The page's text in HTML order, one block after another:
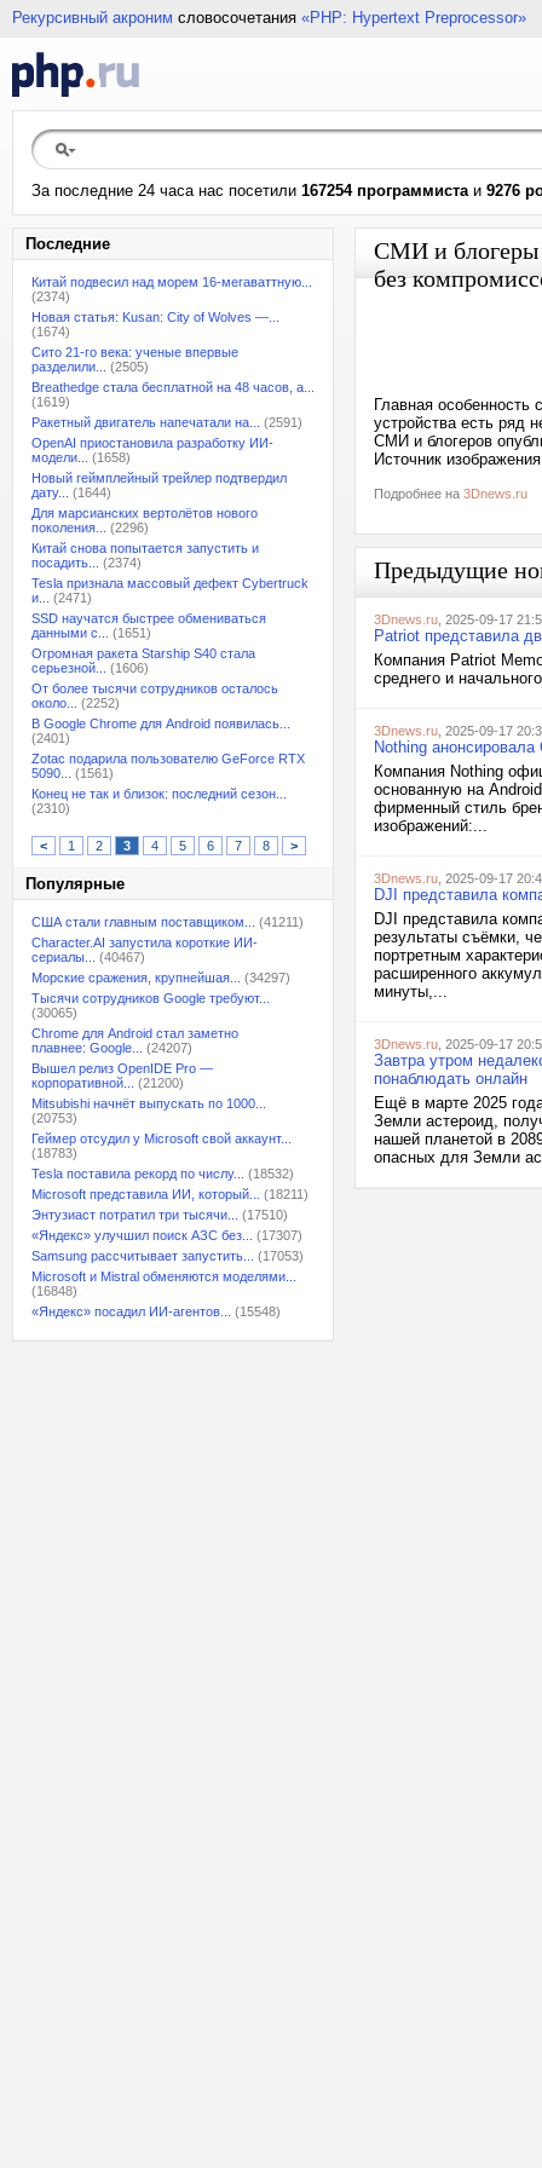
Рекурсивный акроним словосочетания «PHP: Hypertext Preprocessor»
За последние 24 часа нас посетили 167254 программистаи 9276
Последние
Китай подвесил над морем 16-мегаваттную...
(2374)
Новая статья: Kusan: City of Wolves —...
(1674)
Сито 21-го века: ученые впервые
разделили...
(2505)
Breathedge стала бесплатной на 48 часов, а...
(1619)
Ракетный двигатель напечатали на...
(2591)
OpenAI приостановила разработку ИИ-
модели...
(1658)
Новый геймплейный трейлер подтвердил
дату...
(1644)
Для марсианских вертолётов нового
поколения...
(2296)
Китай снова попытается запустить и
посадить...
(2374)
Tesla признала массовый дефект Cybertruck
и...
(2471)
SSD научатся быстрее обмениваться
данными с...
(1651)
Огромная ракета Starship S40 стала
серьезной...
(1606)
От более тысячи сотрудников осталось
около...
(2252)
В Google Chrome для Android появилась...
(2401)
Zotac подарила пользователю GeForce RTX
5090...
(1561)
Конец не так и близок: последний сезон...
(2310)
< 1 2 3 4 5 6 7 8 >
Популярные
США стали главным поставщиком...
(41211)
Character.AI запустила короткие ИИ-
сериалы...
(40467)
Морские сражения, крупнейшая...
(34297)
Тысячи сотрудников Google требуют...
(30065)
Chrome для Android стал заметно
плавнее: Google...
(24207)
Вышел релиз OpenIDE Pro —
корпоративной...
(21200)
Mitsubishi начнёт выпускать по 1000...
(20753)
Геймер отсудил у Microsoft свой аккаунт...
(18783)
Tesla поставила рекорд по числу...
(18532)
Microsoft представила ИИ, который...
(18211)
Энтузиаст потратил три тысячи...
(17510)
«Яндекс» улучшил поиск АЗС без...
(17307)
Samsung рассчитывает запустить...
(17053)
Microsoft и Mistral обменяются моделями...
(16848)
«Яндекс» посадил ИИ-агентов...
(15548)
СМИ и блогеры
без
Главная
устройства есть ряд
СМИ и блогеров
Источник
Подробнее на 3Dnews.ru
Предыдущие
3Dnews.ru , 2025-09-17
Patriot представила
Компания Patriot
среднего и
3Dnews.ru , 2025-09-17
Nothing
Компания Nothing
основанную на
фирменный стиль
изображений:...
3Dnews.ru , 2025-09-17
DJI представила
DJI представила
результаты съёмки,
портретным
расширенного
минуты,...
3Dnews.ru , 2025-09-17
Завтра утром
понаблюдать онлайн
Ещё в марте 2025
Земли астероид,
нашей планетой в
опасных для Земли